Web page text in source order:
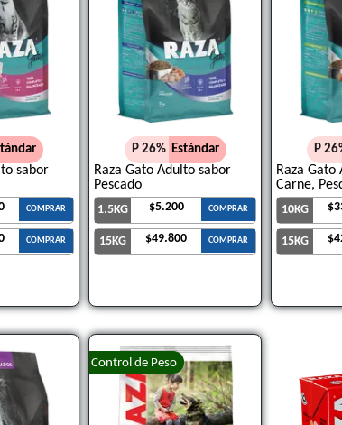
sabor
COMPRAR
COMPRAR
P 26% Estándar
Raza Gato Adulto sabor
Pescado
1.5KG $5.200 COMPRAR
15KG $49.800 COMPRAR
P
Raza
Carne,
10KG
15KG
Control de Peso